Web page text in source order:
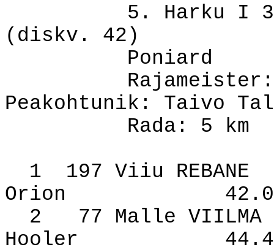
5. Harku I
(diskv. 42)
Poniard
Peakohtunik: Taivo
Rada: 5 km
1
197 Viiu REBANE
Orion
2
77 Malle VIILMA
Hooler